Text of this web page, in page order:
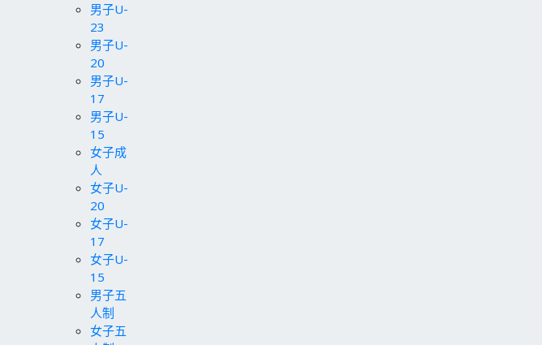
男子U-
23
男子U-
20
男子U-
17
男子U-
15
女子成
人
女子U-
20
女子U-
17
女子U-
15
男子五
人制
女子五